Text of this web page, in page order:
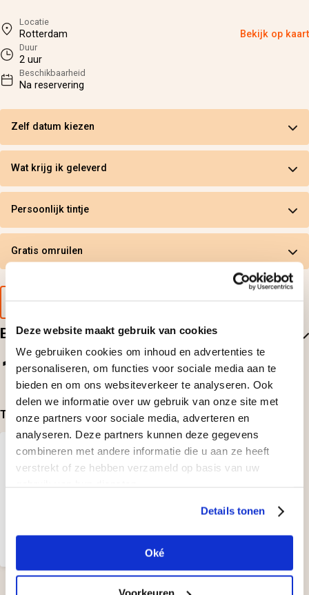
Deze website maakt gebruik van cookies
We gebruiken cookies om inhoud en advertenties te
personaliseren, om functies voor sociale media aan te
bieden en om ons websiteverkeer te analyseren. Ook
delen we informatie over uw gebruik van onze site met
onze partners voor sociale media, adverteren en
analyseren. Deze partners kunnen deze gegevens
combineren met andere informatie die u aan ze heeft
verstrekt of ze hebben verzameld op basis van uw
Details tonen
Oké
Locatie
Rotterdam Bekijk op kaart
Duur
2 uur
Beschikbaarheid
Na reservering
Zelf datum kiezen
Wat krijg ik geleverd
Persoonlijk tintje
Gratis omruilen
Beoordelingen
1 1beoordelingen
Top-beoordelingen
Geplaatst door:
Wim Stal
besteld is, maar het gaat er juist
om dat je dit van tevoren weet!